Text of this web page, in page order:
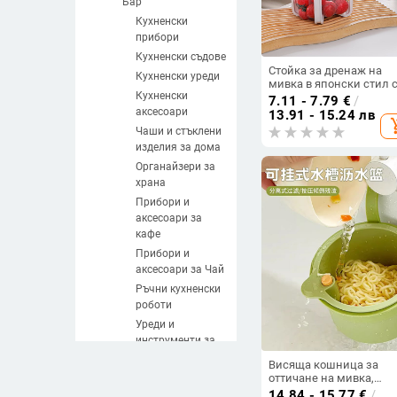
Кухненски
прибори
Кухненски съдове
Кухненски уреди
Кухненски
аксесоари
Чаши и стъклени
изделия за дома
Органайзери за
храна
Прибори и
аксесоари за
кафе
Прибори и
аксесоари за Чай
Ръчни кухненски
роботи
Уреди и
инструменти за
Стойка за дренаж на
мивка в японски стил с
филтърна мрежа и
за съхранение
ABS; Стил: Японски
Функция:
Произход: Zhejiang,
Спецификация:
Филтър(замяна))
7.11 - 7.79 € /
13.91 - 15.24 лв
Висяща кошница за
оттичане на мивка,
домакински кухненски